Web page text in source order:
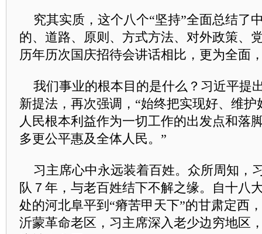
究其实质，这个八个“坚持”全面总结了
的、道路、原则、方式方法、对外政策、
历年历次国庆招待会讲话相比，更为全面
我们事业的根本目的是什么？习近平提
新提法，再次强调，“始终把实现好、维护
人民根本利益作为一切工作的出发点和落
多更公平惠及全体人民。”
习主席心中永远装着百姓。众所周知，
队７年，与老百姓结下不解之缘。自十八
处的河北阜平到“瘠苦甲天下”的甘肃定西
沂蒙革命老区，习主席深入老少边穷地区